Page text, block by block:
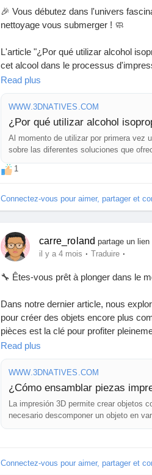
Film
Développeurs
La silver économie
Événementiels
🎉 Vous débutez dans l'univers
nettoyage vous submerger ! 🧼
L'article "¿Por qué utilizar alcohol
cet alcool dans le processus
c'est comme choisir son café : un
J'ai moi-même fait l'erreur de
Résultat ? Des impressions
une tempête ! 🔧
Investir dans de l'alcool
cru que le nettoyage pouvait aussi
👉 Découvrez pourquoi cet alcool est
https://www.3dnatives.com/es/por-
#Impression3D #AlcoolIs
Read plus
WWW.3DNATIVES.COM
¿Por qué utilizar alcohol
Al momento de utilizar por primera vez
sobre las diferentes soluciones que
indispensables para obtener resultados
1
Connectez-vous pour aimer, partager et
carre_roland partage un lien
il y a 4 mois · Traduire ·
🔧 Êtes-vous prêt à plonger dans le
Dans notre dernier article, nous
pour créer des objets encore plus
pièces est la clé pour profiter
Que ce soit pour réaliser des
chaque étape d'assemblage est une
En tant qu'amateur d'impression 3D,
tâche, mais une occasion
explorer vos propres créations !
https://
#Impression3D #Créativité
Read plus
WWW.3DNATIVES.COM
¿Cómo ensamblar piezas
La impresión 3D permite crear objetos
necesario descomponer un objeto en
mayores que los permitidos por la
Connectez-vous pour aimer, partager et